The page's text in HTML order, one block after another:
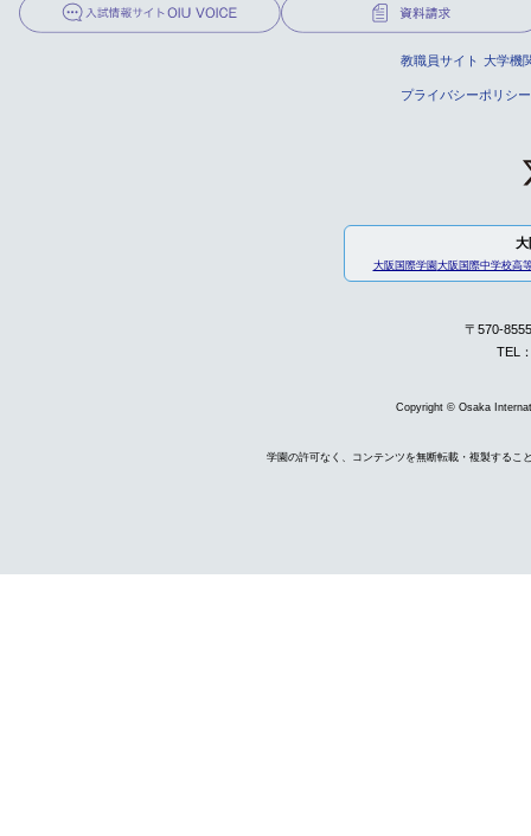
教職員サイト 大学機
プライバシーポリシー
大
大阪国際学園大阪国際中学校高
〒570-
TEL
Copyright © Osaka
学園の許可なく、コンテンツを無断転載・複製するこ